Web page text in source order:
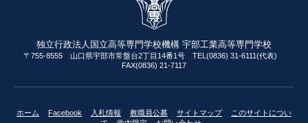
独立行政法人国立高等専門学校機構 宇部工業高等専門学校
〒755-8555 山口県宇部市常盤台2丁目14番1号 TEL(0836) 31-6111(代表)
FAX(0836) 21-7117
ホーム Facebook 入札情報 教職員公募 サイトマップ
このサイトについ